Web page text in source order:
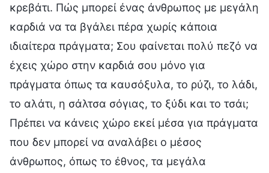
κρεβάτι. Πώς μπορεί ένας άνθρωπος με μεγάλη
καρδιά να τα βγάλει πέρα χωρίς κάποια
ιδιαίτερα πράγματα; Σου φαίνεται πολύ πεζό να
έχεις χώρο στην καρδιά σου μόνο για
πράγματα όπως τα καυσόξυλα, το ρύζι, το λάδι,
το αλάτι, η σάλτσα σόγιας, το ξύδι και το τσάι;
Πρέπει να κάνεις χώρο εκεί μέσα για πράγματα
που δεν μπορεί να αναλάβει ο μέσος
άνθρωπος, όπως το έθνος, τα μεγάλα